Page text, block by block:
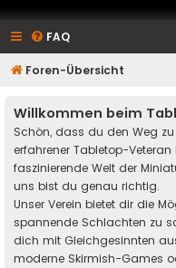
FAQ
Foren-Übersicht
Willkommen beim
Schön, dass du den Weg
erfahrener Tabletop-
faszinierende Welt der
uns bist du genau richtig.
Unser Verein bietet dir die
spannende Schlachten zu
dich mit Gleichgesinnten
moderne Skirmish-Games